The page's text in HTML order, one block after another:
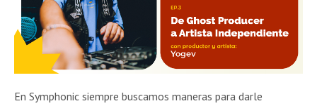
En Symphonic siempre buscamos maneras para darle